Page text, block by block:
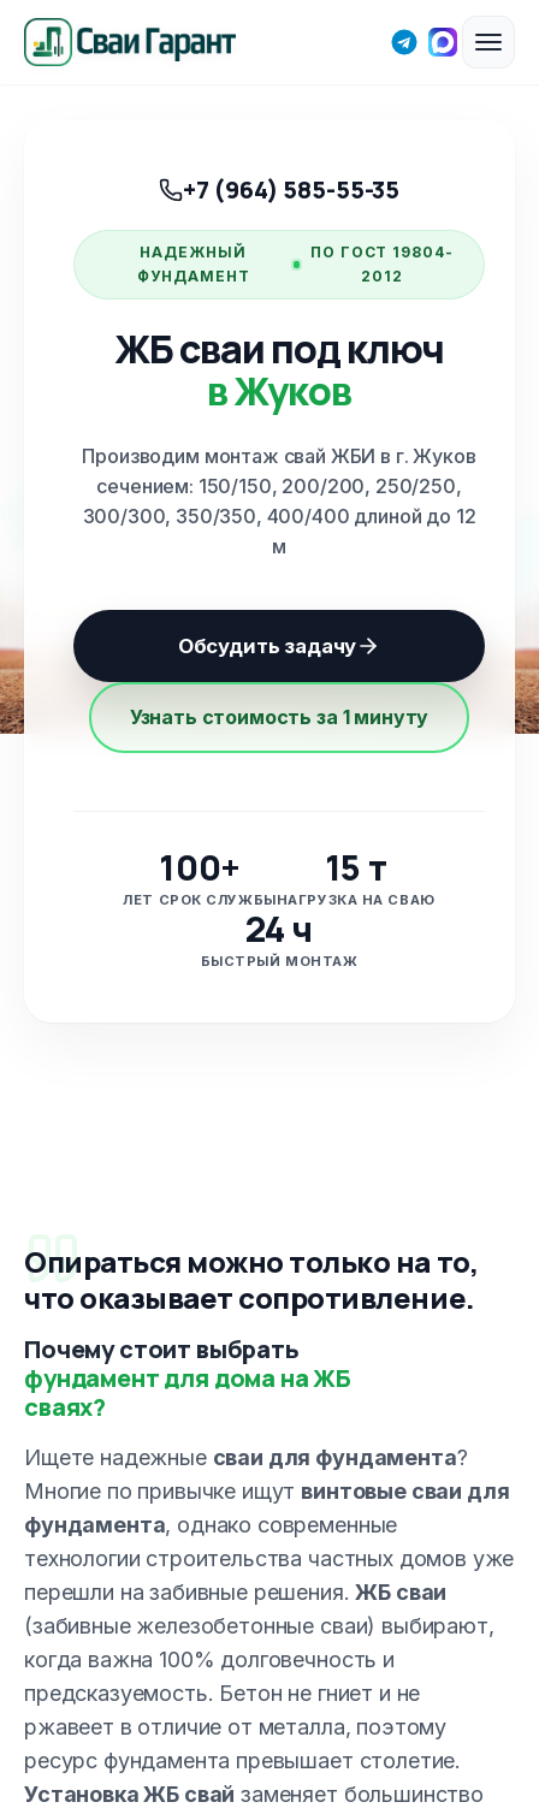
+7 (964) 585-55-35
НАДЕЖНЫЙ
ФУНДАМЕНТ
ПО ГОСТ 19804-
2012
ЖБ сваи под ключ
в Жуков
Производим монтаж свай ЖБИ в г. Жуков
сечением: 150/150, 200/200, 250/250,
300/300, 350/350, 400/400 длиной до 12
м
Обсудить задачу
Узнать стоимость за 1 минуту
100+
ЛЕТ СРОК СЛУЖБЫ
15 т
НАГРУЗКА НА СВАЮ
24 ч
БЫСТРЫЙ МОНТАЖ
Опираться можно только на то,
что оказывает сопротивление.
Почему стоит выбрать
фундамент для дома на ЖБ
сваях?
Ищете надежные сваи для фундамента?
Многие по привычке ищут винтовые сваи для
фундамента, однако современные
технологии строительства частных домов уже
перешли на забивные решения.ЖБ сваи
(забивные железобетонные сваи) выбирают,
когда важна 100% долговечность и
предсказуемость. Бетон не гниет и не
ржавеет в отличие от металла, поэтому
ресурс фундамента превышает столетие.
Установка ЖБ свай заменяет большинство